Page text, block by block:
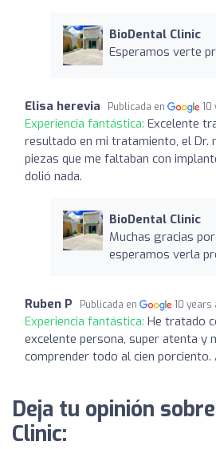
BioDental Clinic
Esperamos verte
Elisa herevia Publicada en 10
Experiencia fantástica: Excelente
resultado en mi tratamiento, el Dr.
piezas que me faltaban con
dolió nada.
BioDental Clinic
Muchas gracias
esperamos verla
Ruben P Publicada en 10 years
Experiencia fantástica: He tratado
excelente persona, super atenta y
comprender todo al cien porciento.
Deja tu opinión
Clinic: